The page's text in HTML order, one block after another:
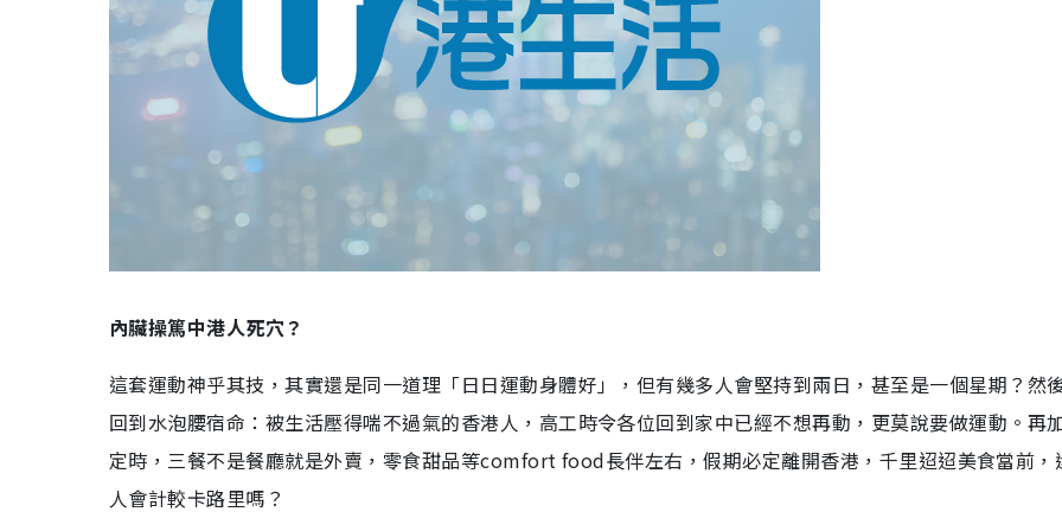
內臟操篤中港人死穴？
這套運動神乎其技，其實還是同一道理「日日運動身體好」，但有幾多人會堅持到兩日，甚至是一個星期？然
回到水泡腰宿命：被生活壓得喘不過氣的香港人，高工時令各位回到家中已經不想再動，更莫說要做運動。再
定時，三餐不是餐廳就是外賣，零食甜品等comfort food長伴左右，假期必定離開香港，千里迢迢美食當前，
人會計較卡路里嗎？